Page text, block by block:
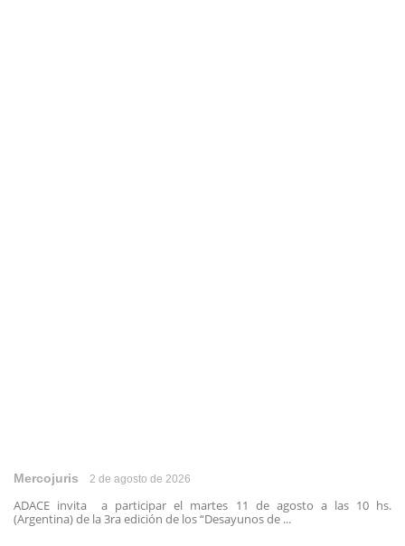
Mercojuris 2 de agosto de 2026
ADACE invita a participar el martes 11 de agosto a las 10 hs.
(Argentina) de la 3ra edición de los “Desayunos de ...